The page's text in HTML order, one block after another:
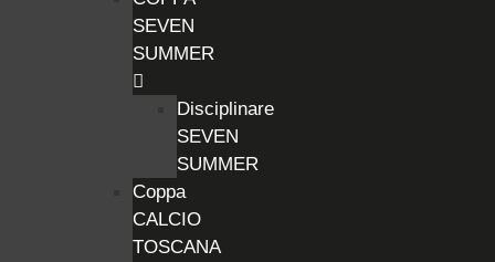
SEVEN
SUMMER
Disciplinare
SEVEN
SUMMER
Coppa
CALCIO
TOSCANA